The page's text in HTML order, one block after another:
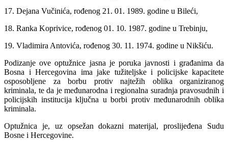
17. Dejana Vučinića, rođenog 21. 01. 1989. godine u Bileći,
18. Ranka Koprivice, rođenog 01. 10. 1987. godine u Trebinju,
19. Vladimira Antovića, rođenog 30. 11. 1974. godine u Nikšiću.
Podizanje ove optužnice jasna je poruka javnosti i građanima da
Bosna i Hercegovina ima jake tužiteljske i policijske kapacitete
osposobljene za borbu protiv najtežih oblika organiziranog
kriminala, te da je međunarodna i regionalna suradnja pravosudnih i
policijskih institucija ključna u borbi protiv međunarodnih oblika
kriminala.
Optužnica je, uz opsežan dokazni materijal, proslijeđena Sudu
Bosne i Hercegovine.